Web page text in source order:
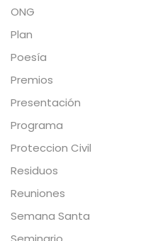
ONG
Plan
Poesía
Premios
Presentación
Programa
Proteccion Civil
Residuos
Reuniones
Semana Santa